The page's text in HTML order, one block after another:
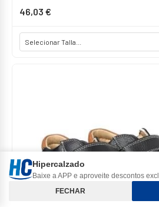
46,03 €
Classificar e
Hipercalzado
Baixe a APP e aproveite descontos
FECHAR